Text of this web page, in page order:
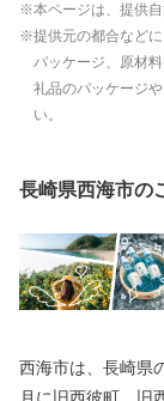
本ページは、提供
提供元の都合など
パッケージ、原材
礼品のパッケージ
い。
長崎県西海市の
西海市は、長崎県